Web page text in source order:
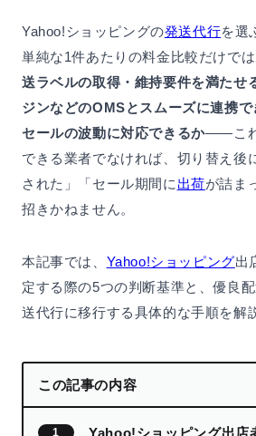
Yahoo!ショッピングの発送代行を選
単純な1件あたりの料金比較だけでは
送ラベルの取得・維持要件を満たせ
ジンなどのOMSとスムーズに連携
セールの波動に対応できるか——これ
できる業者でなければ、切り替え後
された」「セール期間に 出荷が詰ま
招きかねません。
本記事では、 Yahoo!ショッピング出
定する際の5つの判断基準と、優良
送代行に移行する具体的な手順を解
この記事の内容
Yahoo!ショッピング出店